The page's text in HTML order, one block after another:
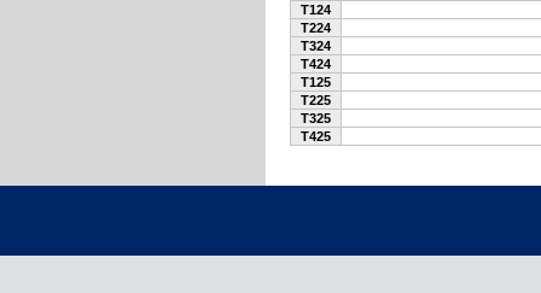
T124
T224
T324
T424
T125
T225
T325
T425